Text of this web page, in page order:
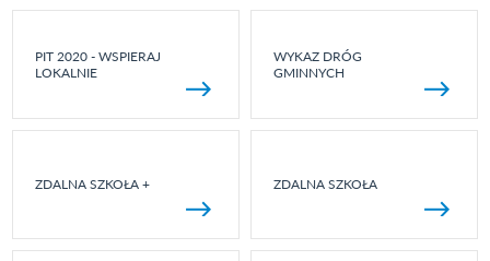
PIT 2020 - WSPIERAJ
LOKALNIE
WYKAZ DRÓG
GMINNYCH
ZDALNA SZKOŁA + ZDALNA SZKOŁA